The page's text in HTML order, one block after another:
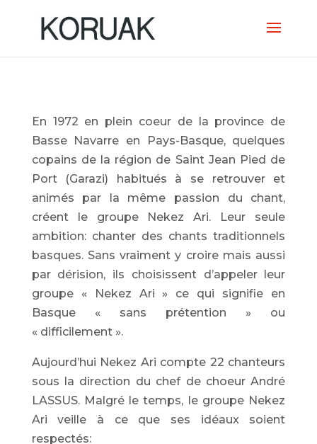
En 1972 en plein coeur de la province de
Basse Navarre en Pays-Basque, quelques
copains de la région de Saint Jean Pied de
Port (Garazi) habitués à se retrouver et
animés par la même passion du chant,
créent le groupe Nekez Ari. Leur seule
ambition: chanter des chants traditionnels
basques. Sans vraiment y croire mais aussi
par dérision, ils choisissent d’appeler leur
groupe « Nekez Ari » ce qui signifie en
Basque « sans prétention » ou
« difficilement ».
Aujourd’hui Nekez Ari compte 22 chanteurs
sous la direction du chef de choeur André
LASSUS. Malgré le temps, le groupe Nekez
Ari veille à ce que ses idéaux soient
respectés: